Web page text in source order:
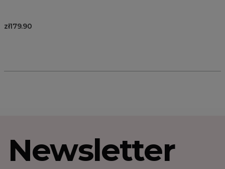
zł179.90
Newsletter